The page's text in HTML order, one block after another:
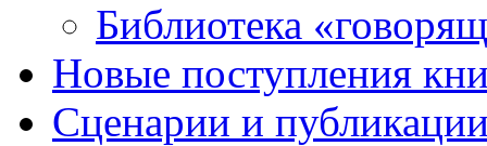
Библиотека
Новые поступления
Сценарии и